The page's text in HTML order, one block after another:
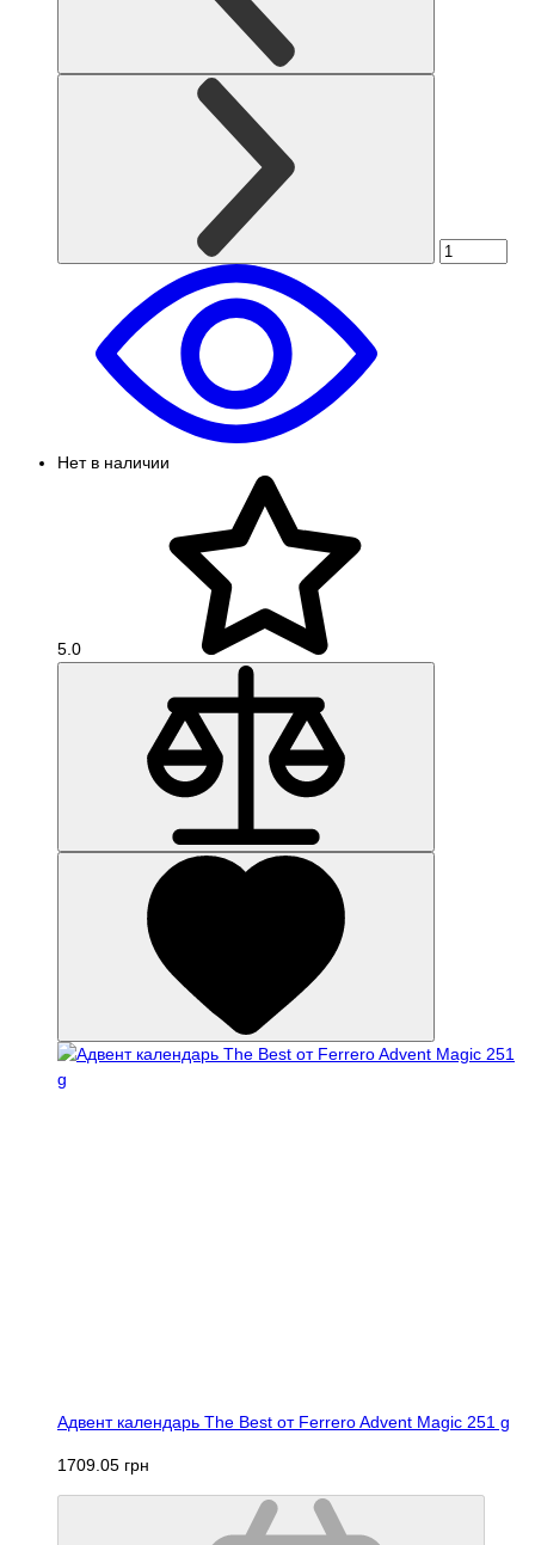
Нет в наличии
5.0
Адвент календарь The Best от Ferrero Advent Magic 251 g
1709.05 грн